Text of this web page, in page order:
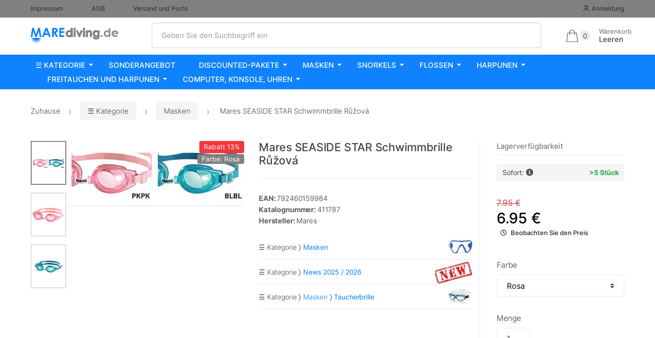
Impressum AGB Versand und Porto Anmeldung
Geben Sie den Suchbegriff ein
0
Warenkorb
Leeren
☰ KATEGORIE SONDERANGEBOT DISCOUNTED-PAKETE MASKEN SNORKELS FLOSSEN
HARPUNEN
FREITAUCHEN UND HARPUNEN
COMPUTER, KONSOLE, UHREN
Zuhause ☰ Kategorie Masken Mares SEASIDE STAR Schwimmbrille Růžová
Rabatt13%
Farbe: Rosa
Mares SEASIDE STAR Schwimmbrille
Růžová
EAN:792460159984
Katalognummer: 411787
Hersteller:Mares
☰ Kategorie Masken
☰ Kategorie News 2025 / 2026
☰ Kategorie Masken Taucherbrille
Lagerverfügbarkeit
Sofort: >5 Stück
7.95 €
6.95 €
Beobachten Sie den Preis
Farbe
Menge